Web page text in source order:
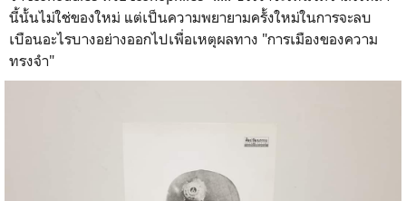
นี้นั้นไม่ใช่ของใหม่ แต่เป็นความพยายามครั้งใหม่ในการจะลบ
เบือนอะไรบางอย่างออกไปเพื่อเหตุผลทาง "การเมืองของความ
ทรงจำ"